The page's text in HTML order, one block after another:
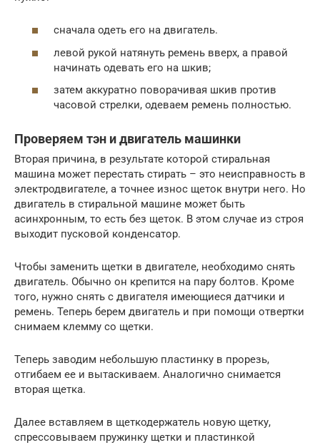
сначала одеть его на двигатель.
левой рукой натянуть ремень вверх, а правой
начинать одевать его на шкив;
затем аккуратно поворачивая шкив против
часовой стрелки, одеваем ремень полностью.
Проверяем тэн и двигатель машинки
Вторая причина, в результате которой стиральная
машина может перестать стирать – это неисправность в
электродвигателе, а точнее износ щеток внутри него. Но
двигатель в стиральной машине может быть
асинхронным, то есть без щеток. В этом случае из строя
выходит пусковой конденсатор.
Чтобы заменить щетки в двигателе, необходимо снять
двигатель. Обычно он крепится на пару болтов. Кроме
того, нужно снять с двигателя имеющиеся датчики и
ремень. Теперь берем двигатель и при помощи отвертки
снимаем клемму со щетки.
Теперь заводим небольшую пластинку в прорезь,
отгибаем ее и вытаскиваем. Аналогично снимается
вторая щетка.
Далее вставляем в щеткодержатель новую щетку,
спрессовываем пружинку щетки и пластинкой